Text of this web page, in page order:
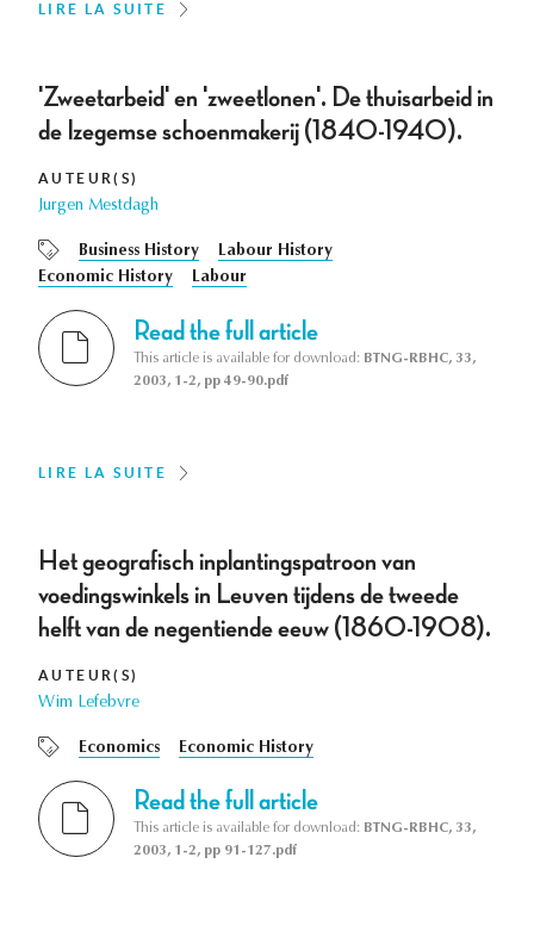
LIRE LA SUITE
'Zweetarbeid' en 'zweetlonen'. De thuisarbeid in
de Izegemse schoenmakerij (1840-1940).
AUTEUR(S)
Jurgen Mestdagh
Business History
Labour History
Economic History
Labour
Read the full article
This article is available for download: BTNG-RBHC, 33,
2003, 1-2, pp 49-90.pdf
LIRE LA SUITE
Het geografisch inplantingspatroon van
voedingswinkels in Leuven tijdens de tweede
helft van de negentiende eeuw (1860-1908).
AUTEUR(S)
Wim Lefebvre
Economics Economic History
Read the full article
This article is available for download: BTNG-RBHC, 33,
2003, 1-2, pp 91-127.pdf